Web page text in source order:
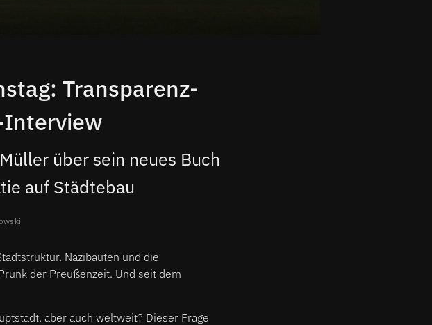
Transparenz-
Interview
über sein neues Buch
auf Städtebau
Nazibauten und die
der Preußenzeit. Und seit dem
aber auch weltweit? Dieser Frage